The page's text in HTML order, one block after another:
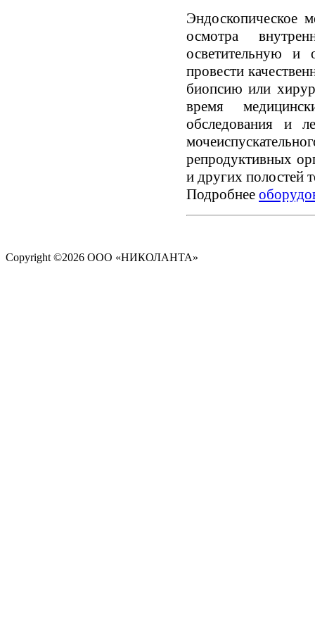
Эндоскопическое
осмотра
осветительную и
провести
биопсию или
время
обследования и
репродуктивных
и других полостей
Подробнее
Copyright ©2026 ООО «НИКОЛАНТА»